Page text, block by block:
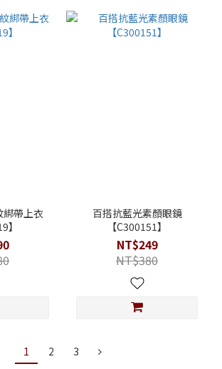
綁帶上衣
】
百搭抗藍光素顏眼鏡
【C300151】
NT$249
NT$380
1 2 3